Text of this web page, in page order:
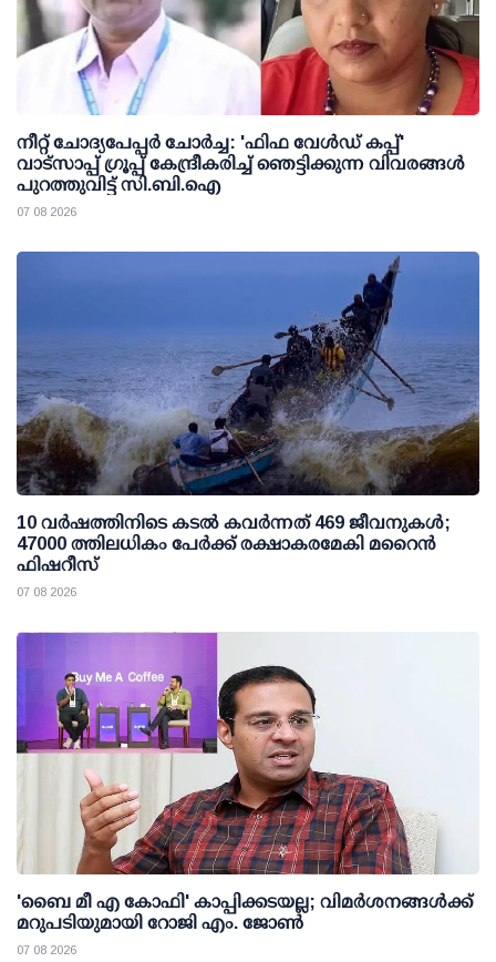
നീറ്റ് ചോദ്യപേപ്പര്‍ ചോര്‍ച്ച: 'ഫിഫ വേള്‍ഡ് കപ്പ്'
വാട്സാപ്പ് ഗ്രൂപ്പ് കേന്ദ്രീകരിച്ച് ഞെട്ടിക്കുന്ന വിവരങ്ങള്‍
പുറത്തുവിട്ട് സി.ബി.ഐ
07 08 2026
10 വര്‍ഷത്തിനിടെ കടല്‍ കവര്‍ന്നത് 469 ജീവനുകള്‍;
47000 ത്തിലധികം പേര്‍ക്ക് രക്ഷാകരമേകി മറൈന്‍
ഫിഷറീസ്
07 08 2026
'ബൈ മീ എ കോഫി' കാപ്പിക്കടയല്ല; വിമര്‍ശനങ്ങള്‍ക്ക്
മറുപടിയുമായി റോജി എം. ജോണ്‍
07 08 2026